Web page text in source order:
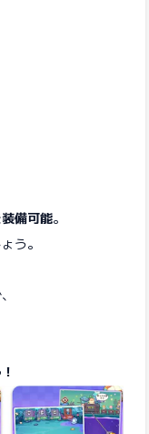
備可能。
う。